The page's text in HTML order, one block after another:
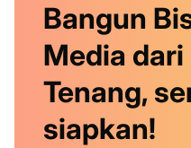
Bangun
Media dari
Tenang,
siapkan!